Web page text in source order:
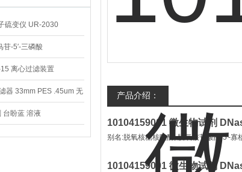
硫变仪 UR-2030
苷-5′-三磷酸
离心过滤装置
器 33mm PES .45um 无
台盼蓝 溶液
产品介绍：
10104159001 微生物试剂
别名:脱氧核糖核酸酶, 脱氧核苷酸酶 5′-寡
10104159001 微生物试剂